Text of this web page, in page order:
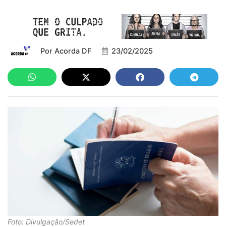
Por Acorda DF 23/02/2025
Foto: Divulgação/Sedet